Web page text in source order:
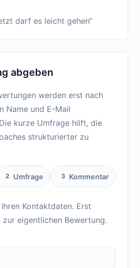
abgeben
werden erst nach
Name und E-Mail
kurze Umfrage hilft, die
strukturierter zu
2 Umfrage 3 Kommentar
Kontaktdaten. Erst
zur eigentlichen Bewertung.